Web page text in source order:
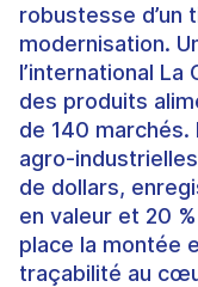
robustesse d’un
modernisation.
l’international La
des produits
de 140
agro-
de dollars,
en valeur et 20
place la montée
traçabilité au